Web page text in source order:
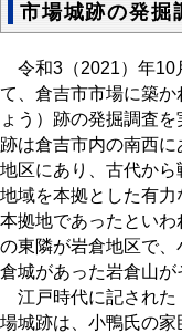
市場城跡の発
令和3（2021）年10
て、倉吉市市場に築
ょう）跡の発掘調査
跡は倉吉市内の南西に
地区にあり、古代か
地域を本拠とした有
本拠地であったとい
の東隣が岩倉地区で
倉城があった岩倉山が
江戸時代に記された
場城跡は、小鴨氏の家